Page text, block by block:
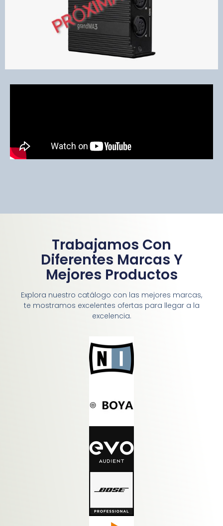
Trabajamos Con
Diferentes Marcas Y
Mejores Productos
Explora nuestro catálogo con las mejores marcas,
te mostramos excelentes ofertas para llegar a la
excelencia.